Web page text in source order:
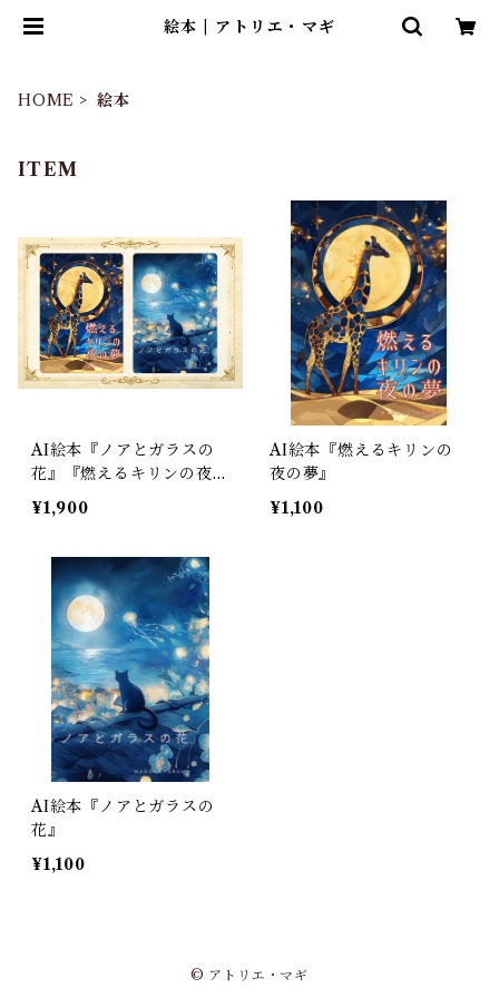
絵本 | アトリエ・マギ
HOME 絵本
ITEM
AI絵本『ノアとガラスの
花』『燃えるキリンの夜の
夢』2冊セット（特典ポス
トカード付き）
¥1,900
AI絵本『燃えるキリンの
夜の夢』
¥1,100
AI絵本『ノアとガラスの
花』
¥1,100
© アトリエ・マギ